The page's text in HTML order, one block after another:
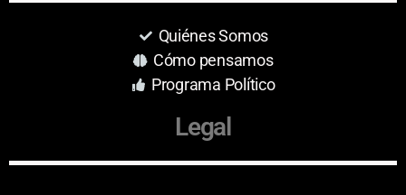
Quiénes Somos
Cómo pensamos
Programa Político
Legal